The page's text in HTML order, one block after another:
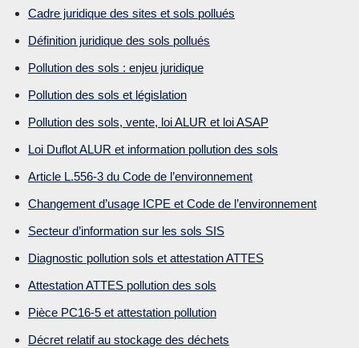
Cadre juridique des sites et sols pollués
Définition juridique des sols pollués
Pollution des sols : enjeu juridique
Pollution des sols et législation
Pollution des sols, vente, loi ALUR et loi ASAP
Loi Duflot ALUR et information pollution des sols
Article L.556-3 du Code de l’environnement
Changement d’usage ICPE et Code de l’environnement
Secteur d’information sur les sols SIS
Diagnostic pollution sols et attestation ATTES
Attestation ATTES pollution des sols
Pièce PC16-5 et attestation pollution
Décret relatif au stockage des déchets